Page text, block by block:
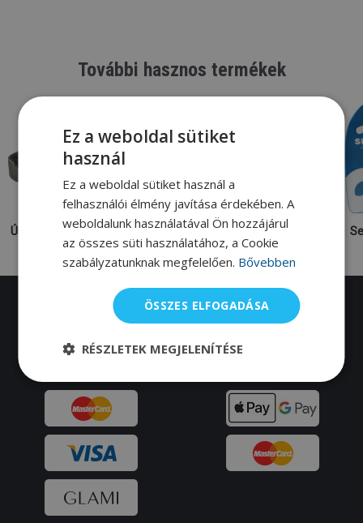
További hasznos termékek
Úszószemüvegek Úszóruházat Úszósapka
Több, mint 12 ezer úszó nem tévedhet.
Kövess bennünket: Youtube ,Facebook
Ez a weboldal sütiket
használ
Ez a weboldal sütiket használ a
felhasználói élmény javítása érdekében. A
weboldalunk használatával Ön hozzájárul
az összes süti használatához, a Cookie
szabályzatunknak megfelelően. Bővebben
ÖSSZES ELFOGADÁSA
RÉSZLETEK MEGJELENÍTÉSE